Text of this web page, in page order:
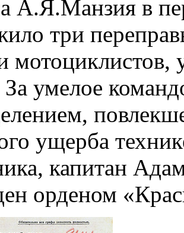
А.Я.Манзия в
три
мотоциклистов,
умелое
ущерба
капитан
орденом